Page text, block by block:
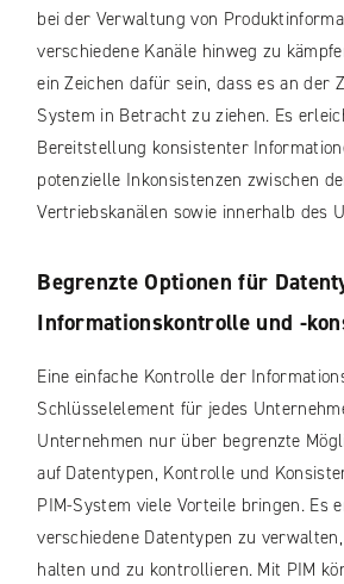
bei der Verwaltung von
verschiedene Kanäle hinweg zu
ein Zeichen dafür sein, dass es an der
System in Betracht zu ziehen. Es
Bereitstellung konsistenter
potenzielle Inkonsistenzen zwischen
Vertriebskanälen sowie innerhalb des
Begrenzte Optionen für
Informationskontrolle und -
Eine einfache Kontrolle der
Schlüsselelement für jedes
Unternehmen nur über begrenzte
auf Datentypen, Kontrolle und
PIM-System viele Vorteile bringen. Es
verschiedene Datentypen zu
halten und zu kontrollieren. Mit PIM